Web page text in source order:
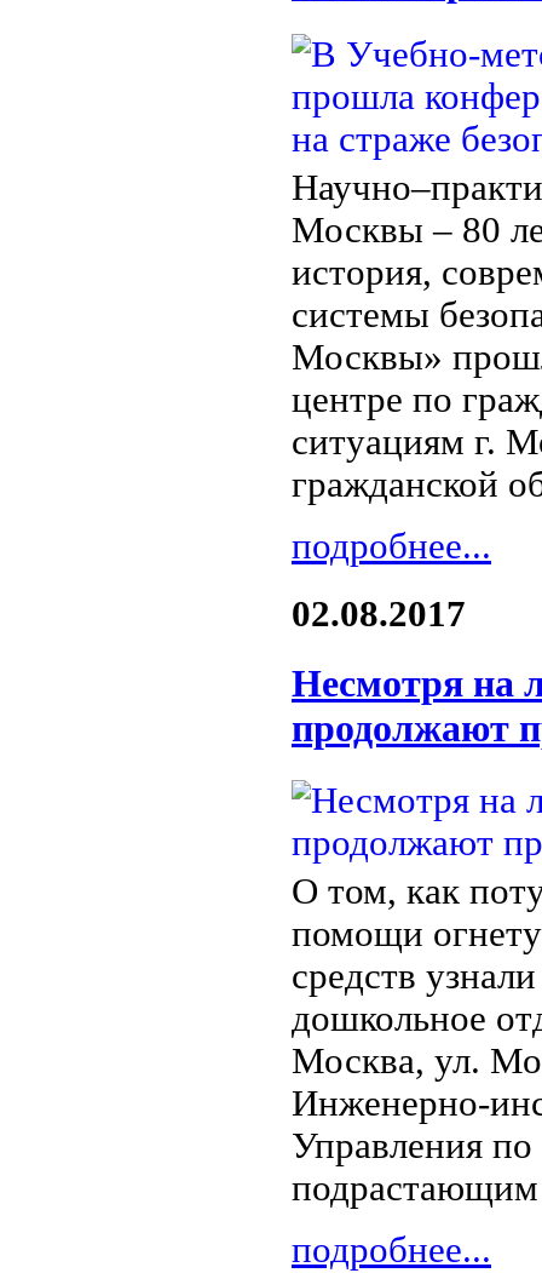
Москвы – 80
история,
системы
Москвы»
центре по
ситуациям г.
гражданской
подробнее...
02.08.2017
Несмотря на
продолжают
О том, как
помощи
средств
дошкольное
Москва, ул.
Инженерно-
Управления по
подробнее...